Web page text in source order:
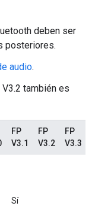
deben ser
posteriores.
audio.
también es
FP
V3.1
FP
V3.2
FP
V3.3
Sí